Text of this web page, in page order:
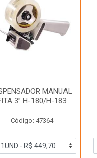
MANUAL
3” H-180/H-183
Código: 47364